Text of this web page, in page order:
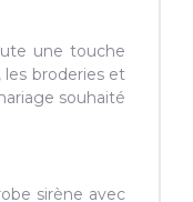
une touche
broderies et
souhaité
sirène avec